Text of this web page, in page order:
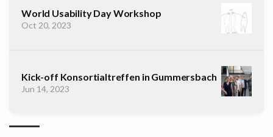
World Usability Day Workshop
Oct 20, 2023
Kick-off Konsortialtreffen in Gummersbach
Jun 14, 2023